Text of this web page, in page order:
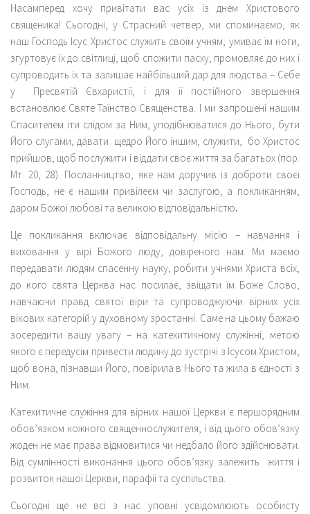
Насамперед хочу привітати вас усіх із днем Христового
священика! Сьогодні, у Страсний четвер, ми споминаємо, як
наш Господь Ісус Христос служить своїм учням, умиває їм ноги,
згуртовує їх до світлиці, щоб спожити пасху, промовляє до них і
супроводить їх та залишає найбільший дар для людства – Себе
у Пресвятій Євхаристії, і для її постійного звершення
встановлює Святе Таїнство Священства. І ми запрошені нашим
Спасителем іти слідом за Ним, уподібнюватися до Нього, бути
Його слугами, давати щедро Його іншим, служити, бо Христос
прийшов, щоб послужити і віддати своє життя за багатьох (пор.
Мт. 20, 28). Посланництво, яке нам доручив із доброти своєї
Господь, не є нашим привілеєм чи заслугою, а покликанням,
даром Божої любові та великою відповідальністю.
Це покликання включає відповідальну місію – навчання і
виховання у вірі Божого люду, довіреного нам. Ми маємо
передавати людям спасенну науку, робити учнями Христа всіх,
до кого свята Церква нас посилає, звіщати їм Боже Слово,
навчаючи правд святої віри та супроводжуючи вірних усіх
вікових категорій у духовному зростанні. Саме на цьому бажаю
зосередити вашу увагу – на катехитичному служінні, метою
якого є передусім привести людину до зустрічі з Ісусом Христом,
щоб вона, пізнавши Його, повірила в Нього та жила в єдності з
Ним.
Катехитичне служіння для вірних нашої Церкви є першорядним
обов’язком кожного священнослужителя, і від цього обов’язку
жоден не має права відмовитися чи недбало його здійснювати.
Від сумлінності виконання цього обов’язку залежить життя і
розвиток нашої Церкви, парафії та суспільства.
Сьогодні ще не всі з нас уповні усвідомлюють особисту